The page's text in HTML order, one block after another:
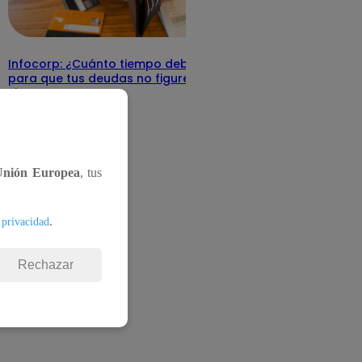
Infocorp: ¿Cuánto tiempo debe pasar
para que tus deudas no figuren en su
sistema?
Europea, tus
.
Rechazar